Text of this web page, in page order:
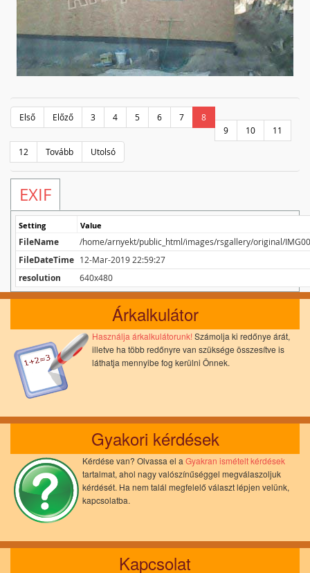
Első Előző 3 4 5 6 7
8
9
10
11
12
Tovább Utolsó
EXIF
Setting Value
FileName /home/arnyekt/public_html/images/rsgallery/original/
FileDateTime 12-Mar-2019 22:59:27
resolution 640x480
Árkalkulátor
Használja árkalkulátorunk! Számolja ki redőnye árát,
illetve ha több redőnyre van szüksége összesítve is
láthatja mennyibe fog kerülni Önnek.
Gyakori kérdések
Kérdése van? Olvassa el a Gyakran ismételt kérdések
tartalmat, ahol nagy valószínűséggel megválaszoljuk
kérdését. Ha nem talál megfelelő választ lépjen velünk,
kapcsolatba.
Kapcsolat